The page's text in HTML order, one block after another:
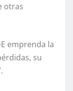
otras
emprenda la
su